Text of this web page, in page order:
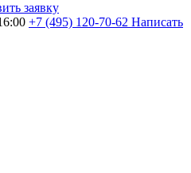
заявку
+7 (495) 120-70-62 Написать